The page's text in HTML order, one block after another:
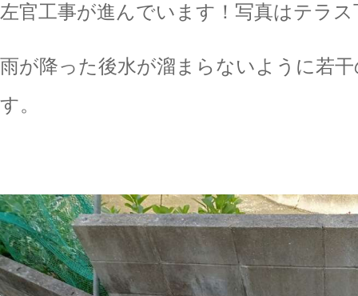
左官工事が進んでいます！写真はテラ
雨が降った後水が溜まらないように若
す。